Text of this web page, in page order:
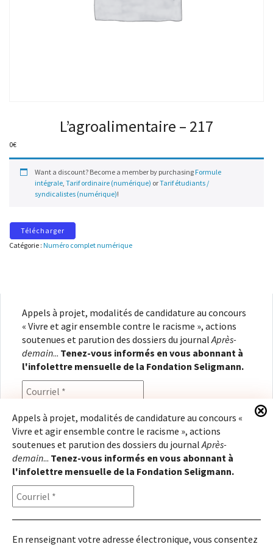
L’agroalimentaire – 217
0€
Want a discount? Become a member by purchasing Formule
intégrale, Tarif ordinaire (numérique) orTarif étudiants /
syndicalistes (numérique)!
Télécharger
Catégorie : Numéro complet numérique
Appels à projet, modalités de candidature au concours
« Vivre et agir ensemble contre le racisme », actions
soutenues et parution des dossiers du journal Après-
demain... Tenez-vous informés en vous abonnant à
l'infolettre mensuelle de la Fondation Seligmann.
En renseignant votre adresse électronique, vous
consentez à recevoir l'infolettre de la Fondation
Seligmann, conformément à notrepolitique de
confidentialité. Il vous sera possible de vous
désabonner à tout moment.
Appels à projet, modalités de candidature au concours «
Vivre et agir ensemble contre le racisme », actions
soutenues et parution des dossiers du journalAprès-
demain... Tenez-vous informés en vous abonnant à
l'infolettre mensuelle de la Fondation Seligmann.
En renseignant votre adresse électronique, vous consentez